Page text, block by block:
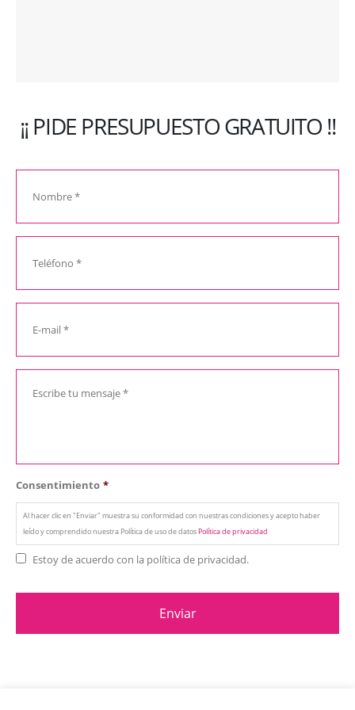
¡¡ PIDE PRESUPUESTO GRATUITO !!
Consentimiento *
Al hacer clic en "Enviar" muestra su conformidad con nuestras condiciones y acepto haber
leído y comprendido nuestra Política de uso de datosPolítica de privacidad
Estoy de acuerdo con la política de privacidad.